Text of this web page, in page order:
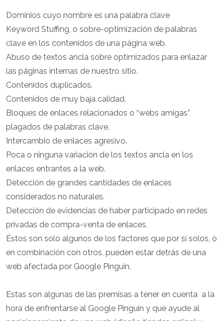
Dominios cuyo nombre es una palabra clave
Keyword Stuffing, o sobre-optimización de palabras
clave en los contenidos de una página web.
Abuso de textos ancla sobre optimizados para enlazar
las páginas internas de nuestro sitio.
Contenidos duplicados.
Contenidos de muy baja calidad.
Bloques de enlaces relacionados o “webs amigas”
plagados de palabras clave.
Intercambio de enlaces agresivo.
Poca o ninguna variación de los textos ancla en los
enlaces entrantes a la web.
Detección de grandes cantidades de enlaces
considerados no naturales.
Detección de evidencias de haber participado en redes
privadas de compra-venta de enlaces.
Éstos son solo algunos de los factores que por sí solos, o
en combinación con otros, pueden estar detrás de una
web afectada por Google Pinguin.
Estas son algunas de las premisas a tener en cuenta a la
hora de enfrentarse al Google Pinguin y que ayude al